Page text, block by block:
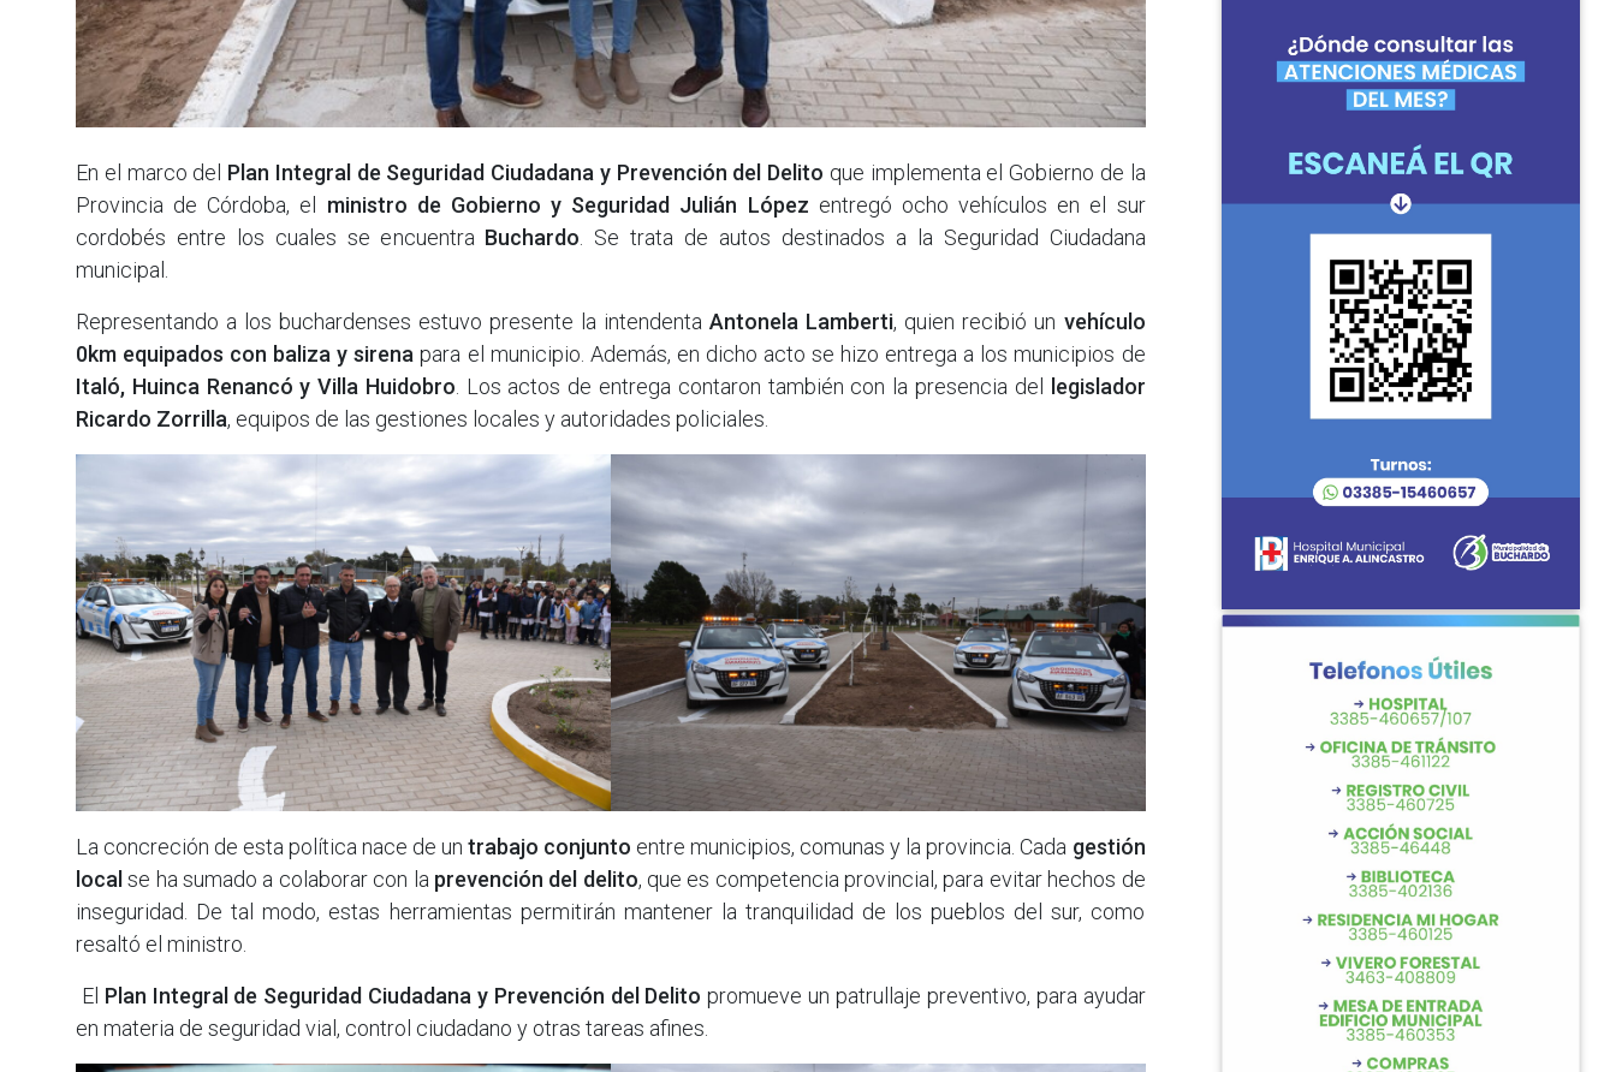
En el marco del Plan Integral de Seguridad Ciudadana y Prevención del Delito que implementa el Gobierno de la
Provincia de Córdoba, el ministro de Gobierno y Seguridad Julián López entregó ocho vehículos en el sur
cordobés entre los cuales se encuentra Buchardo . Se trata de autos destinados a la Seguridad Ciudadana
municipal.
Representando a los buchardenses estuvo presente la intendentaAntonela Lamberti, quien recibió un vehículo
0km equipados con baliza y sirena para el municipio. Además, en dicho acto se hizo entrega a los municipios de
Italó, Huinca Renancó y Villa Huidobro . Los actos de entrega contaron también con la presencia del
legislador
Ricardo Zorrilla, equipos de las gestiones locales y autoridades policiales.
La concreción de esta política nace de un trabajo conjunto entre municipios, comunas y la provincia. Cada gestión
local se ha sumado a colaborar con la prevención del delito, que es competencia provincial, para evitar hechos de
inseguridad. De tal modo, estas herramientas permitirán mantener la tranquilidad de los pueblos del sur, como
resaltó el ministro.
El Plan Integral de Seguridad Ciudadana y Prevención del Delito promueve un patrullaje preventivo, para ayudar
en materia de seguridad vial, control ciudadano y otras tareas afines.